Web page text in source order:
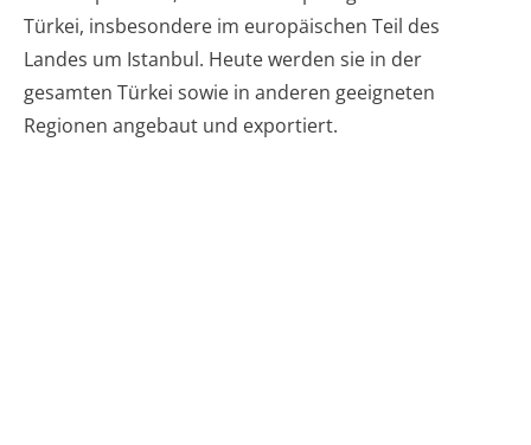
Türkei, insbesondere im europäischen Teil des
Landes um Istanbul. Heute werden sie in der
gesamten Türkei sowie in anderen geeigneten
Regionen angebaut und exportiert.